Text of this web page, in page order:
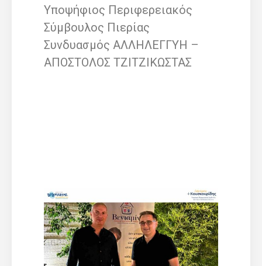
Υποψήφιος Περιφερειακός
Σύμβουλος Πιερίας
Συνδυασμός ΑΛΛΗΛΕΓΓΥΗ –
ΑΠΟΣΤΟΛΟΣ ΤΖΙΤΖΙΚΩΣΤΑΣ